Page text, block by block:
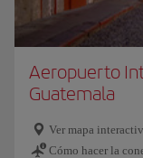
Aeropuerto
Guatemala
Ver mapa
Cómo hacer la